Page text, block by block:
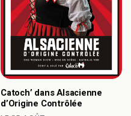
Catoch’ dans Alsacienne
d’Origine Contrôlée